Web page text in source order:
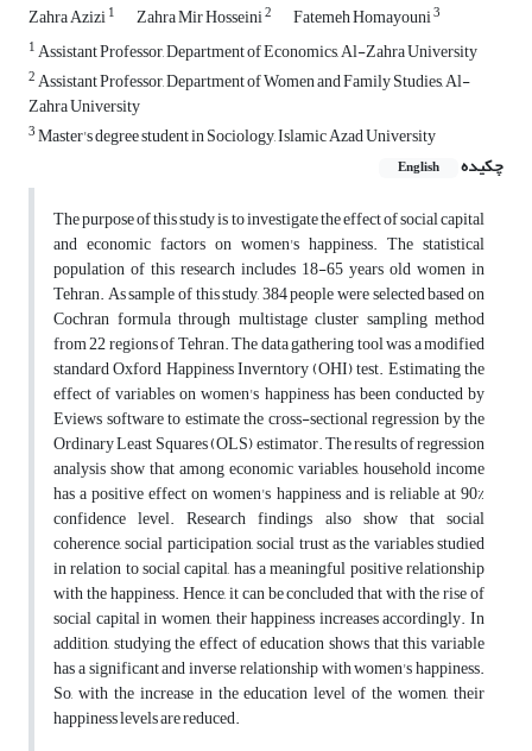
Zahra Azizi1 Zahra Mir Hosseini2 Fatemeh Homayouni3
1Assistant Professor, Department of Economics, Al-Zahra University
2Assistant Professor, Department of Women and Family Studies, Al-
Zahra University
3Master's degree student in Sociology, Islamic Azad University
چکیده
English
The purpose of this study is to investigate the effect of social capital
and economic factors on women's happiness. The statistical
population of this research includes 18-65 years old women in
Tehran. As sample of this study, 384 people were selected based on
Cochran formula through multistage cluster sampling method
from 22 regions of Tehran. The data gathering tool was a modified
standard Oxford Happiness Inverntory (OHI) test. Estimating the
effect of variables on women's happiness has been conducted by
Eviews software to estimate the cross-sectional regression by the
Ordinary Least Squares (OLS) estimator. The results of regression
analysis show that among economic variables, household income
has a positive effect on women's happiness and is reliable at 90%
confidence level. Research findings also show that social
coherence, social participation, social trust as the variables studied
in relation to social capital, has a meaningful positive relationship
with the happiness. Hence, it can be concluded that with the rise of
social capital in women, their happiness increases accordingly. In
addition, studying the effect of education shows that this variable
has a significant and inverse relationship with women's happiness.
So, with the increase in the education level of the women, their
happiness levels are reduced.